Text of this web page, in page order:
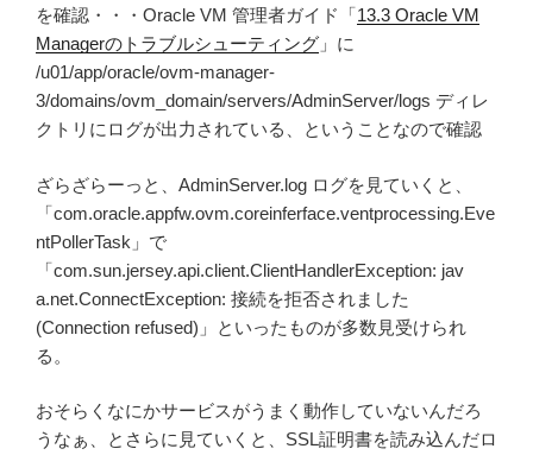
を確認・・・Oracle VM 管理者ガイド「13.3 Oracle VM
Managerのトラブルシューティング 」に
/u01/app/oracle/ovm-manager-
3/domains/ovm_domain/servers/AdminServer/logs ディレ
クトリにログが出力されている、ということなので確認
ざらざらーっと、AdminServer.log ログを見ていくと、
「com.oracle.appfw.ovm.coreinferface.ventprocessing.Eve
ntPollerTask」で
「com.sun.jersey.api.client.ClientHandlerException: jav
a.net.ConnectException: 接続を拒否されました
(Connection refused)」といったものが多数見受けられ
る。
おそらくなにかサービスがうまく動作していないんだろ
うなぁ、とさらに見ていくと、SSL証明書を読み込んだロ